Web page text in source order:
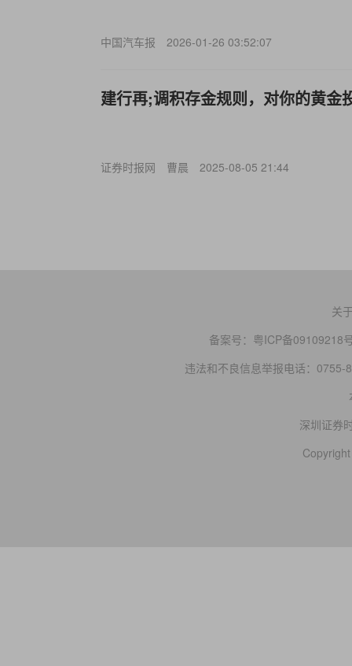
中国汽车报 2026-01-26 03:52:07
建行再;调积存金规则，对你的黄金
证券时报网 曹晨 2025-08-05 21:44
关
备案号： 粤ICP备09109218
违法和不良信息举报电话：0755-
深圳证券